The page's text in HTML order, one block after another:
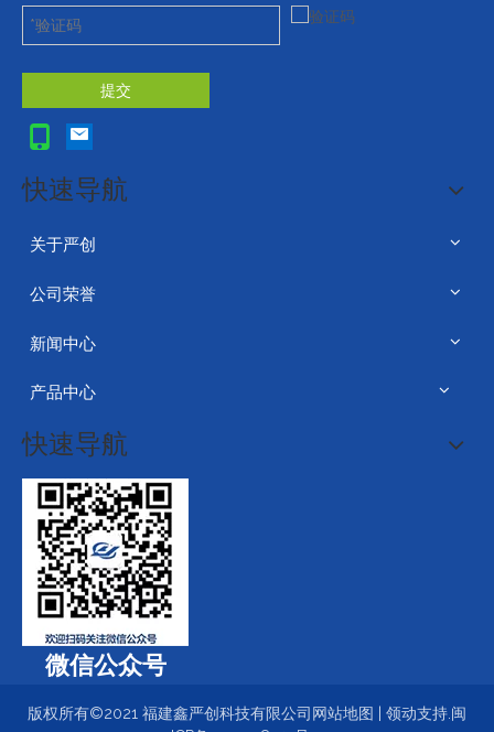
提交
快速导航
关于严创
公司荣誉
新闻中心
产品中心
快速导航
微信公众号
版权所有©2021 福建鑫严创科技有限公司 网站地图 领动支持.闽